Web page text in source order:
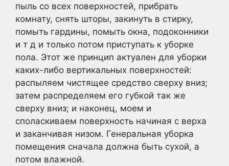
пыль со всех поверхностей, прибрать
комнату, снять шторы, закинуть в стирку,
помыть гардины, помыть окна, подоконники
и т д и только потом приступать к уборке
пола. Этот же принцип актуален для уборки
каких-либо вертикальных поверхностей:
распыляем чистящее средство сверху вниз;
затем распределяем его губкой так же
сверху вниз; и наконец, моем и
споласкиваем поверхность начиная с верха
и заканчивая низом. Генеральная уборка
помещения сначала должна быть сухой, а
потом влажной.